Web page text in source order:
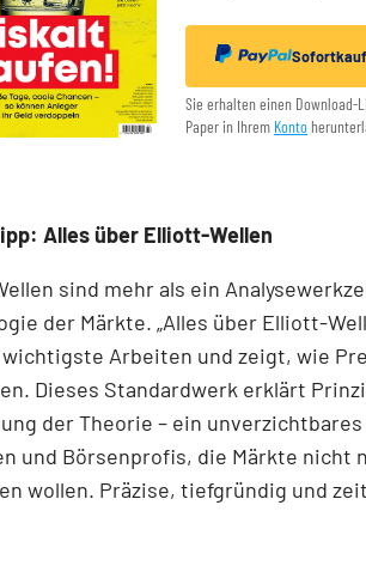
Sofortkauf
Sie erhalten einen Download-
Paper in Ihrem Konto
Alles über Elliott-Wellen
sind mehr als ein
der Märkte. „Alles über Elliott-
Arbeiten und zeigt, wie
Dieses Standardwerk erklärt
der Theorie – ein
und Börsenprofis, die Märkte nicht
wollen. Präzise, tiefgründig und